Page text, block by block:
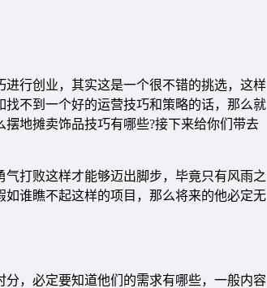
行创业，其实这是一个很不错的挑选，这样
不到一个好的运营技巧和策略的话，那么就
地摊卖饰品技巧有哪些?接下来给你们带去
打败这样才能够迈出脚步，毕竟只有风雨之
谁瞧不起这样的项目，那么将来的他必定无
，必定要知道他们的需求有哪些，一般内容